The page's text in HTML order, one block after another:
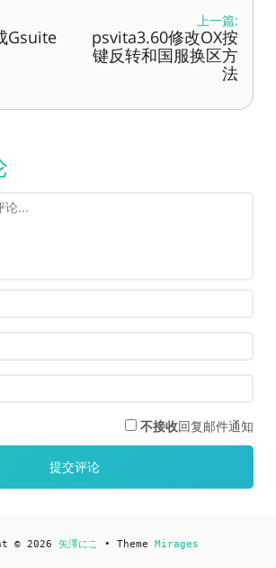
Gsuite
上一篇:
psvita3.60修改OX按
键反转和国服换区方
法
不接收回复邮件通知
© 2026 矢澤にこ • Theme Mirages